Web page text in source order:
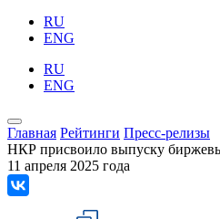
RU
ENG
RU
ENG
Главная Рейтинги Пресс-релизы
НКР присвоило выпуску
11 апреля 2025 года